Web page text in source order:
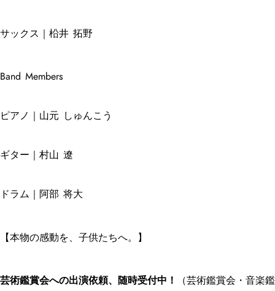
サックス｜柗井 拓野
Band Members
ピアノ｜山元 しゅんこう
ギター｜村山 遼
ドラム｜阿部 将大
【本物の感動を、子供たちへ。】
芸術鑑賞会への出演依頼、随時受付中！
（芸術鑑賞会・音楽鑑